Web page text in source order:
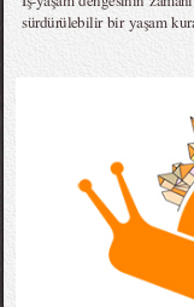
sürdürülebilir bir yaşam